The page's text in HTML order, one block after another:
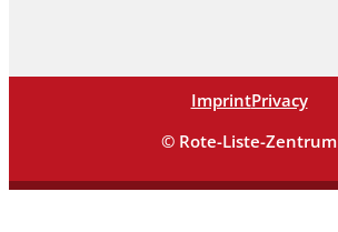
ImprintPrivacy
© Rote-Liste-Zentrum